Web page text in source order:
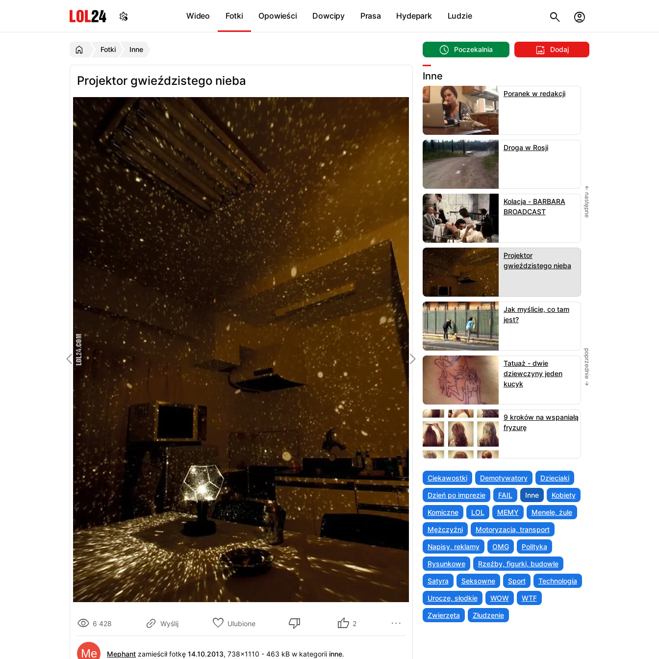
Wideo Fotki Opowieści Dowcipy Prasa Hydepark Ludzie
Fotki Inne
Projektor gwieździstego nieba
6 428 Wyślij Ulubione 2
Mephant zamieścił fotkę14.10.2013, 738x1110 - 463 kB w kategorii inne.
Poczekalnia Dodaj
Inne
Poranek w redakcji
Droga w Rosji
Kolacja - BARBARA
BROADCAST
Projektor
gwieździstego nieba
Jak myślicie, co tam
jest?
Tatuaż - dwie
dziewczyny jeden
kucyk
9 kroków na wspaniałą
fryzurę
← następne
poprzednie →
Ciekawostki Demotywatory Dzieciaki
Dzień po imprezie FAIL Inne Kobiety
Komiczne LOL MEMY Menele, żule
Mężczyźni Motoryzacja, transport
Napisy, reklamy OMG Polityka
Rysunkowe Rzeźby, figurki, budowle
Satyra Seksowne Sport Technologia
Urocze, słodkie WOW WTF
Zwierzęta Złudzenie